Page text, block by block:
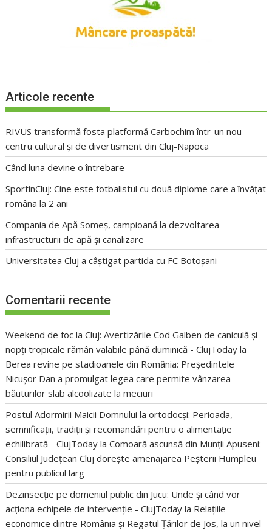
Articole recente
RIVUS transformă fosta platformă Carbochim într-un nou
centru cultural și de divertisment din Cluj-Napoca
Când luna devine o întrebare
SportinCluj: Cine este fotbalistul cu două diplome care a învățat
româna la 2 ani
Compania de Apă Someș, campioană la dezvoltarea
infrastructurii de apă și canalizare
Universitatea Cluj a câștigat partida cu FC Botoșani
Comentarii recente
Weekend de foc la Cluj: Avertizările Cod Galben de caniculă și
nopți tropicale rămân valabile până duminică - ClujToday la
Berea revine pe stadioanele din România: Președintele
Nicușor Dan a promulgat legea care permite vânzarea
băuturilor slab alcoolizate la meciuri
Postul Adormirii Maicii Domnului la ortodocși: Perioada,
semnificații, tradiții și recomandări pentru o alimentație
echilibrată - ClujToday laComoară ascunsă din Munții Apuseni:
Consiliul Județean Cluj dorește amenajarea Peșterii Humpleu
pentru publicul larg
Dezinsecție pe domeniul public din Jucu: Unde și când vor
acționa echipele de intervenție - ClujToday la Relațiile
economice dintre România și Regatul Țărilor de Jos, la un nivel